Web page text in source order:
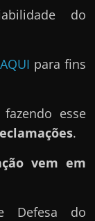
do
para fins
esse
.
vem em
Defesa do